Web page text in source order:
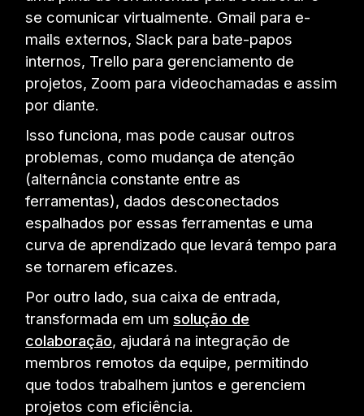
se comunicar virtualmente. Gmail para e-
mails externos, Slack para bate-papos
internos, Trello para gerenciamento de
projetos, Zoom para videochamadas e assim
por diante.
Isso funciona, mas pode causar outros
problemas, como mudança de atenção
(alternância constante entre as
ferramentas), dados desconectados
espalhados por essas ferramentas e uma
curva de aprendizado que levará tempo para
se tornarem eficazes.
Por outro lado, sua caixa de entrada,
transformada em umsolução de
colaboração, ajudará na integração de
membros remotos da equipe, permitindo
que todos trabalhem juntos e gerenciem
projetos com eficiência.